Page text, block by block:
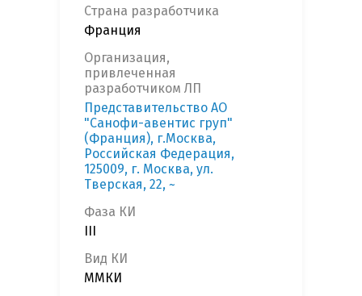
Страна разработчика
Франция
Организация,
привлеченная
разработчиком ЛП
Представительство АО
"Санофи-авентис груп"
(Франция), г.Москва,
Российская Федерация,
125009, г. Москва, ул.
Тверская, 22, ~
Фаза КИ
Вид КИ
ММКИ